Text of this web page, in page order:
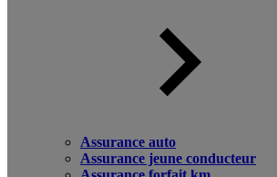
Assurance auto
Assurance jeune conducteur